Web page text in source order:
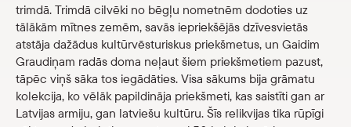
Lasi viegli
trimdā. Trimdā cilvēki no bēgļu nometnēm dodoties uz
tālākām mītnes zemēm, savās iepriekšējās dzīvesvietās
atstāja dažādus kultūrvēsturiskus priekšmetus, un Gaidim
Graudiņam radās doma neļaut šiem priekšmetiem pazust,
tāpēc viņš sāka tos iegādāties. Visa sākums bija grāmatu
kolekcija, ko vēlāk papildināja priekšmeti, kas saistīti gan ar
Latvijas armiju, gan latviešu kultūru. Šīs relikvijas tika rūpīgi